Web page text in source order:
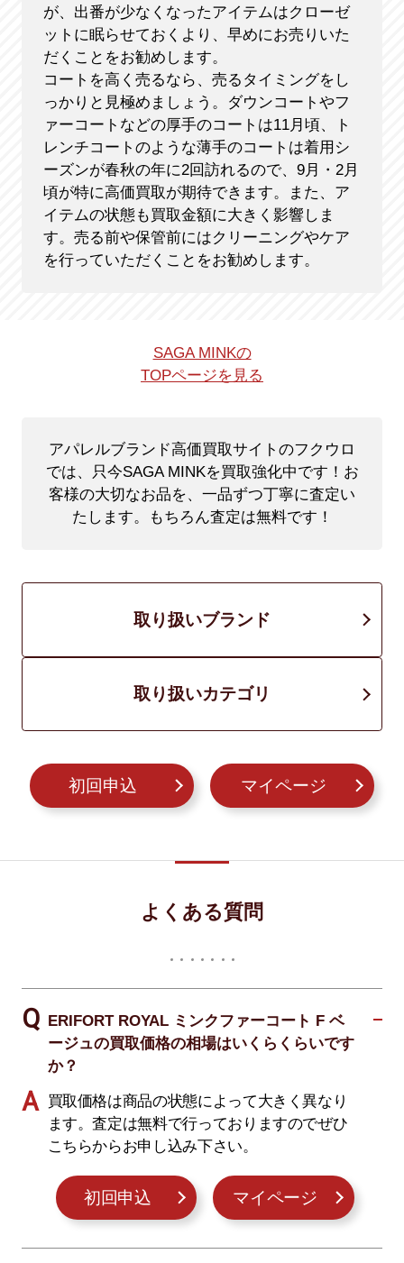
が、出番が少なくなったアイテムはクローゼ
ットに眠らせておくより、早めにお売りいた
だくことをお勧めします。
コートを高く売るなら、売るタイミングをし
っかりと見極めましょう。ダウンコートやフ
ァーコートなどの厚手のコートは11月頃、ト
レンチコートのような薄手のコートは着用シ
ーズンが春秋の年に2回訪れるので、9月・2月
頃が特に高価買取が期待できます。また、ア
イテムの状態も買取金額に大きく影響しま
す。売る前や保管前にはクリーニングやケア
を行っていただくことをお勧めします。
SAGA MINKの
TOPページを見る
アパレルブランド高価買取サイトのフクウロ
では、只今SAGA MINKを買取強化中です！ お
客様の大切なお品を、一品ずつ丁寧に査定い
たします。もちろん査定は無料です！
取り扱いブランド
取り扱いカテゴリ
初回申込 マイページ
よくある質問
ERIFORT ROYAL ミンクファーコート F ベ
ージュの買取価格の相場はいくらくらいです
か？
買取価格は商品の状態によって大きく異なり
ます。査定は無料で行っておりますのでぜひ
こちらからお申し込み下さい。
初回申込 マイページ